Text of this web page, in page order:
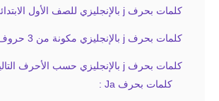
كلمات بحرف j بالإنجليزي للصف الأول الابتدائي:
كلمات بحرف j بالإنجليزي مكونة من 3 حروف:
كلمات بحرف j بالإنجليزي حسب الأحرف التالية:
كلمات بحرف Ja :